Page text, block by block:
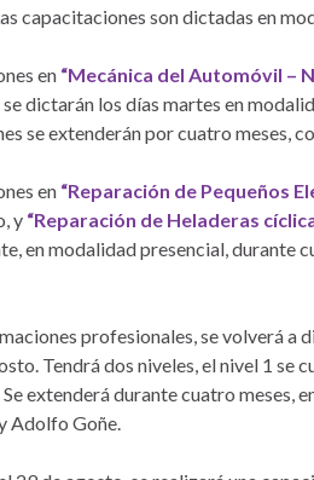
capacitaciones son dictadas en
en “Mecánica del Automóvil –
se dictarán los días martes en
se extenderán por cuatro meses,
en “Reparación de Pequeños
y “Reparación de Heladeras
en modalidad presencial, durante
profesionales, se volverá a
Tendrá dos niveles, el nivel 1 se
extenderá durante cuatro meses,
Adolfo Goñe.